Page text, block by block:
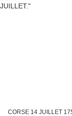
CORSE 14 JUILLET